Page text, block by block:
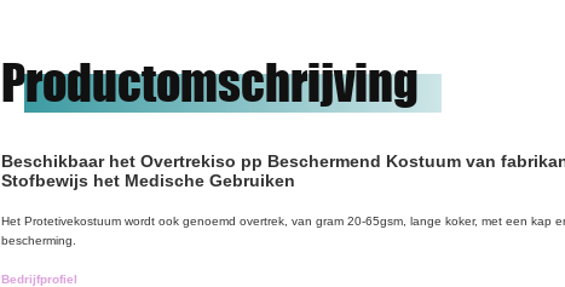
Productomschrijving
Beschikbaar het Overtrekiso pp Beschermend Kostuum van
Stofbewijs het Medische Gebruiken
Het Protetivekostuum wordt ook genoemd overtrek, van gram 20-65gsm, lange koker, met een kap
bescherming.
Bedrijfprofiel